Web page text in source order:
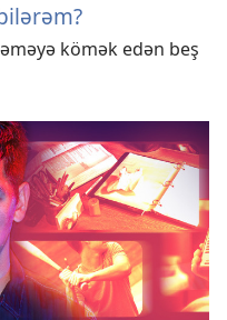
kömək edən beş